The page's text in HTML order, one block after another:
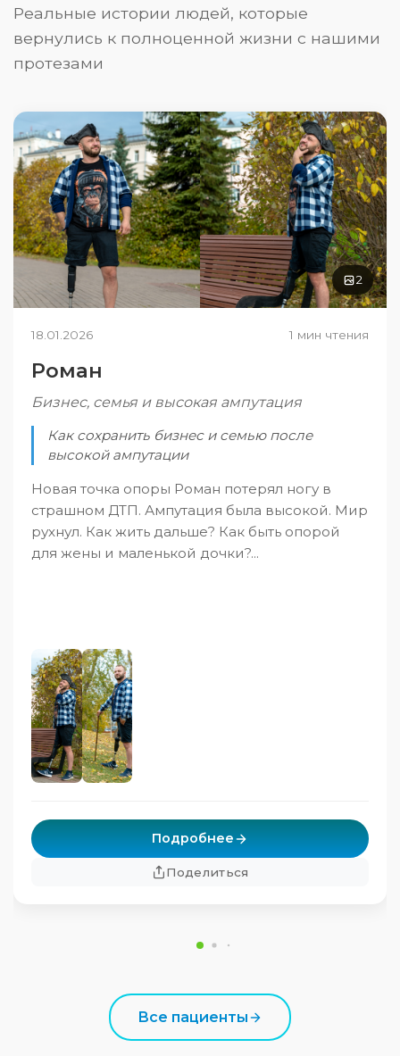
Реальные истории людей, которые
вернулись к полноценной жизни с нашими
протезами
2
18.01.2026 1 мин чтения
Роман
Бизнес, семья и высокая ампутация
Как сохранить бизнес и семью после
высокой ампутации
Новая точка опоры Роман потерял ногу в
страшном ДТП. Ампутация была высокой. Мир
рухнул. Как жить дальше? Как быть опорой
для жены и маленькой дочки?...
Подробнее
Поделиться
Все пациенты